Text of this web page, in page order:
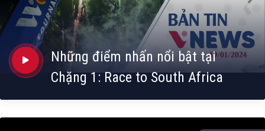
Những điểm nhấn nổi bật tại
Chặng 1: Race to South Africa